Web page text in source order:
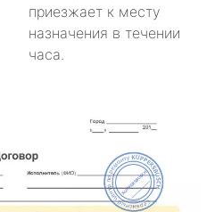
приезжает к месту
назначения в течении
часа.